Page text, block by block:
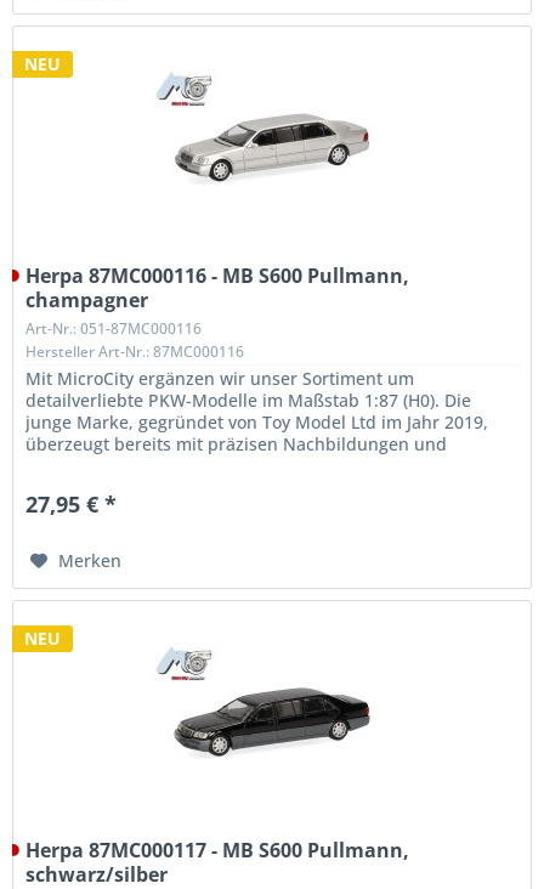
NEU
Herpa 87MC000116 - MB S600 Pullmann,
champagner
Art-Nr.: 051-87MC000116
Hersteller Art-Nr.: 87MC000116
Mit MicroCity ergänzen wir unser Sortiment um
detailverliebte PKW-Modelle im Maßstab 1:87 (H0). Die
junge Marke, gegründet von Toy Model Ltd im Jahr 2019,
überzeugt bereits mit präzisen Nachbildungen und
27,95 € *
Merken
NEU
Herpa 87MC000117 - MB S600 Pullmann,
schwarz/silber